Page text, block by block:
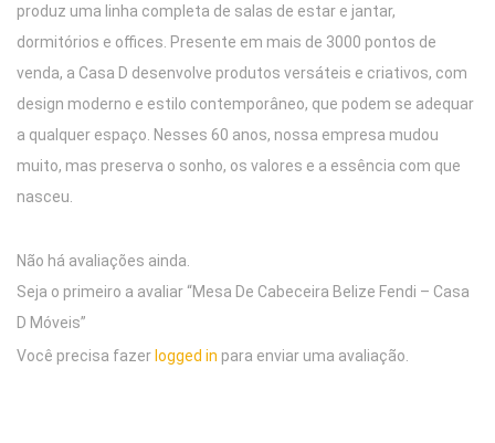
produz uma linha completa de salas de estar e jantar,
dormitórios e offices. Presente em mais de 3000 pontos de
venda, a Casa D desenvolve produtos versáteis e criativos, com
design moderno e estilo contemporâneo, que podem se adequar
a qualquer espaço. Nesses 60 anos, nossa empresa mudou
muito, mas preserva o sonho, os valores e a essência com que
nasceu.
Não há avaliações ainda.
Seja o primeiro a avaliar “Mesa De Cabeceira Belize Fendi – Casa
D Móveis”
Você precisa fazer logged in para enviar uma avaliação.